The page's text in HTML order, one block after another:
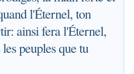
l'Éternel, ton
ainsi fera l'Éternel,
peuples que tu